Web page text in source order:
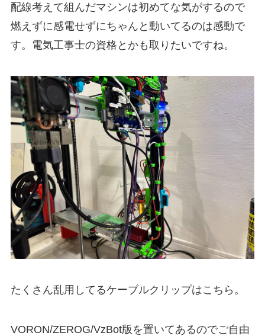
配線考えて組んだマシンは初めてな気がするので
燃えずに感電せずにちゃんと動いてるのは感動で
す。電気工事士の資格とかも取りたいですね。
たくさん乱用してるケーブルクリップはこちら。
VORON/ZEROG/VzBot版を置いてあるのでご自由